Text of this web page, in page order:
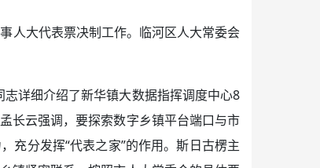
人大代表票决制工作。临河区人大常委会
详细介绍了新华镇大数据指挥调度中心8
长云强调，要探索数字乡镇平台端口与市
充分发挥“代表之家”的作用。斯日古楞主